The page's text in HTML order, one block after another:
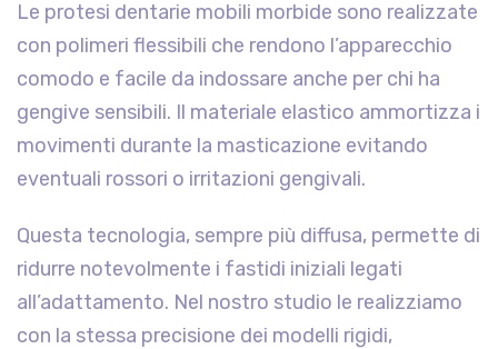
Le protesi dentarie mobili morbide sono realizzate
con polimeri flessibili che rendono l’apparecchio
comodo e facile da indossare anche per chi ha
gengive sensibili. Il materiale elastico ammortizza i
movimenti durante la masticazione evitando
eventuali rossori o irritazioni gengivali.
Questa tecnologia, sempre più diffusa, permette di
ridurre notevolmente i fastidi iniziali legati
all’adattamento. Nel nostro studio le realizziamo
con la stessa precisione dei modelli rigidi,